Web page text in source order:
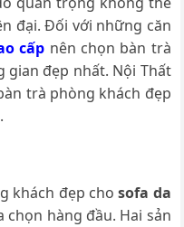
đại. Đối với những căn
cấp nên chọn bàn trà
gian đẹp nhất. Nội Thất
trà phòng khách đẹp
khách đẹp chosofa da
chọn hàng đầu. Hai sản